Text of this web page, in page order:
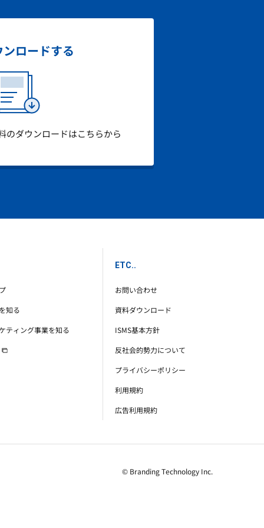
ロードする
のダウンロードはこちらから
知る
ティング事業を知る
ETC..
お問い合わせ
資料ダウンロード
ISMS基本方針
反社会的勢力について
プライバシーポリシー
利用規約
広告利用規約
© Branding Technology Inc.